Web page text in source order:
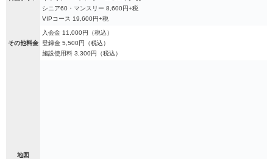
シニア60・マンスリー 8,600円+税
VIPコース 19,600円+税
その他料金
入会金 11,000円（税込）
登録金 5,500円（税込）
施設使用料 3,300円（税込）
地図